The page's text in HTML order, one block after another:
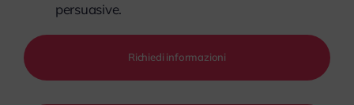
persuasive.
Richiedi informazioni